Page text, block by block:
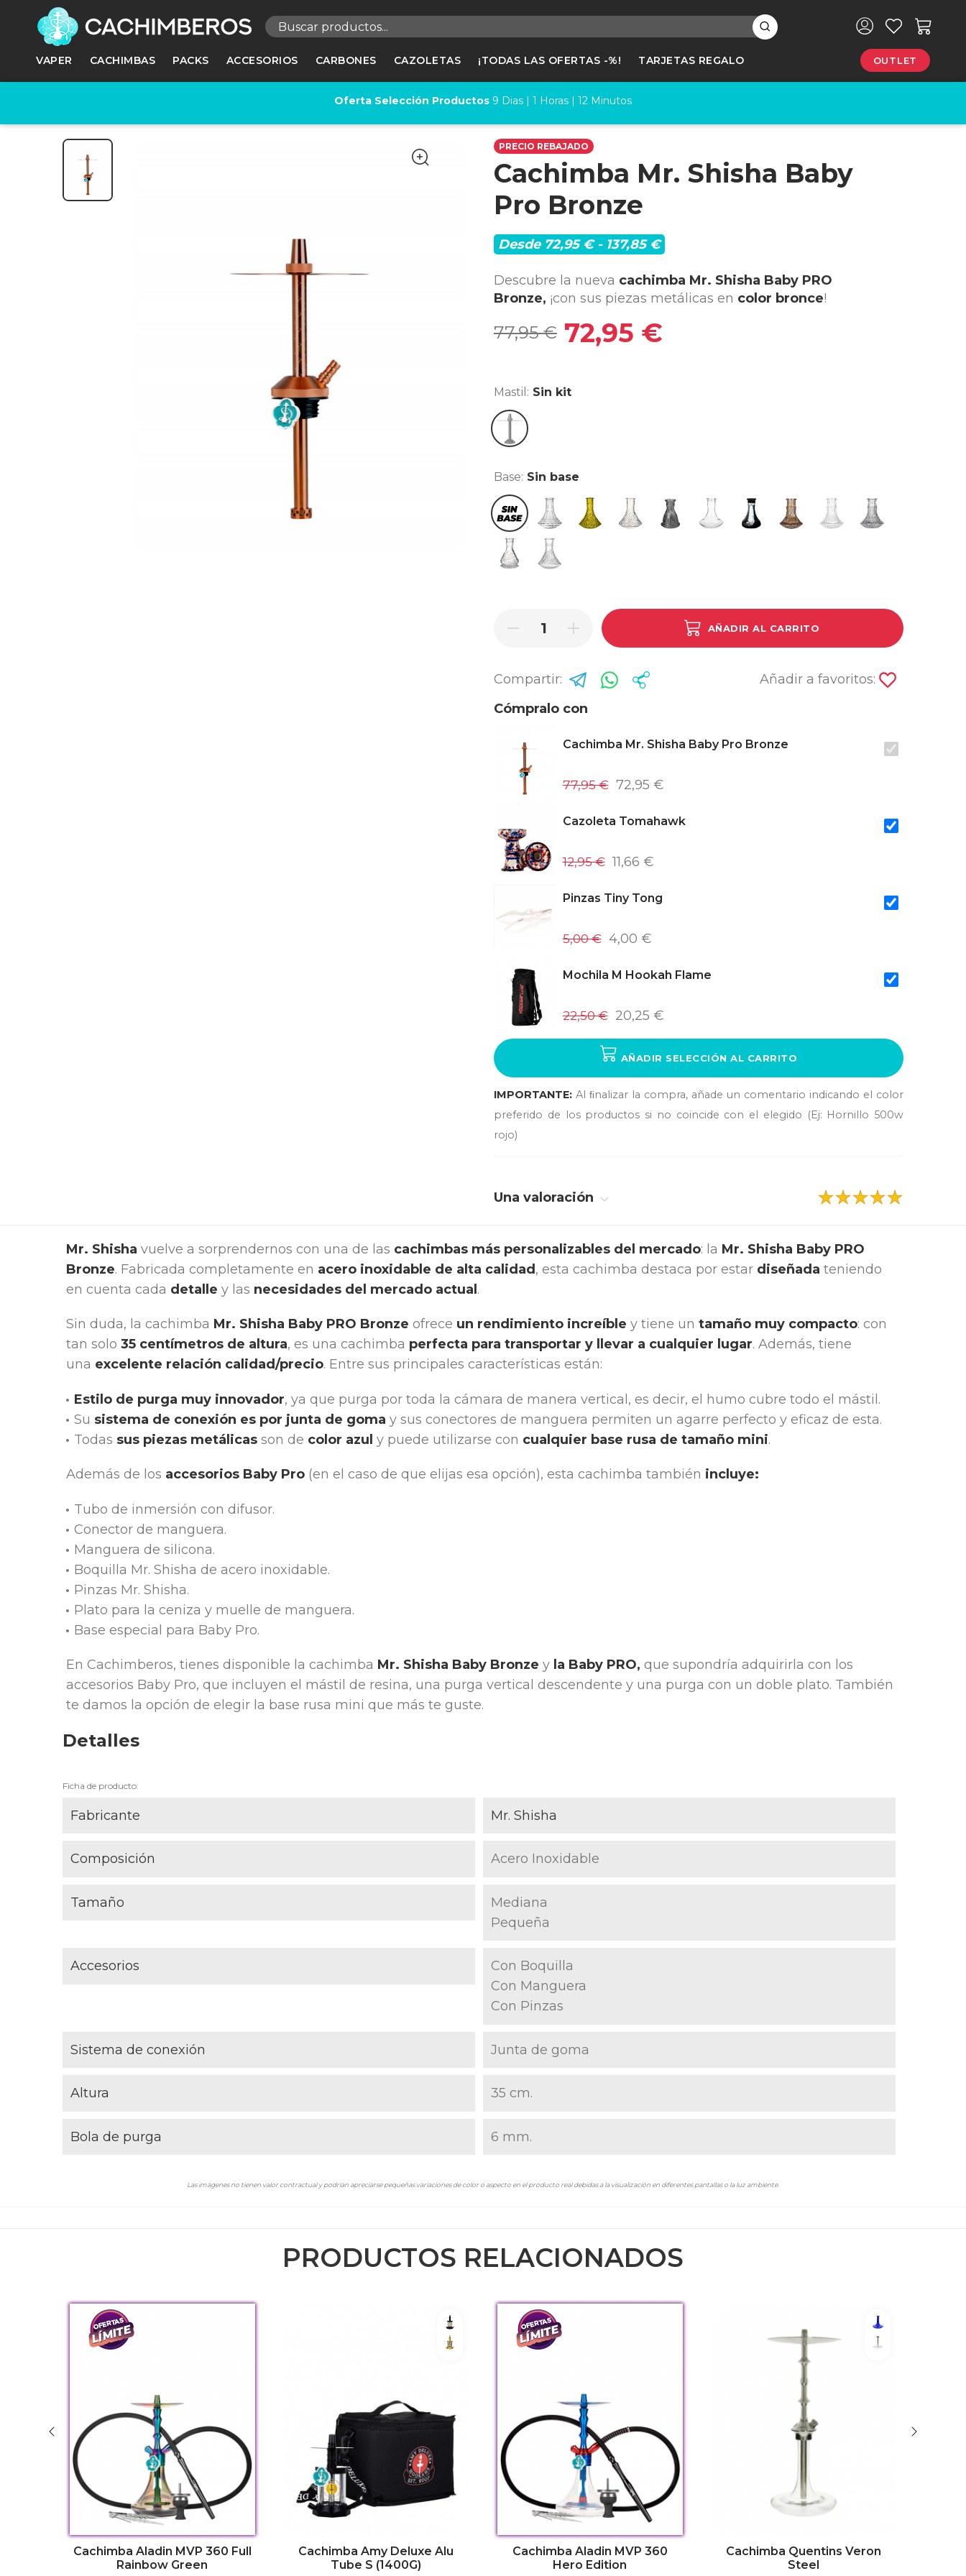
VAPER CACHIMBAS PACKS ACCESORIOS CARBONES CAZOLETAS ¡TODAS LAS OFERTAS -%! TARJETAS REGALO OUTLET
Oferta Selección Productos 9 Dias | 1 Horas | 12 Minutos
PRECIO REBAJADO
Cachimba Mr. Shisha Baby
Pro Bronze
Desde 72,95 € - 137,85 €
Descubre la nueva cachimba Mr. Shisha Baby PRO
Bronze, ¡con sus piezas metálicas en color bronce!
77,95 € 72,95 €
Mastil: Sin kit
Sin kit
Base: Sin base
Sin base Indian Lowpoly Amarillo
Lowpoly ClearMicro tallada smoked
Mini ClearMini Frozen Black
Mini Glass A Amber
Mini Glass B Clear
Mini Glass C Clear
Mini Glass F Clear
Tallada Mariposa
AÑADIR AL CARRITO
Compartir:
Añadir a favoritos:
Cómpralo con
Cachimba Mr. Shisha Baby Pro Bronze
77,95 € 72,95 €
Cazoleta Tomahawk
12,95 € 11,66 €
Pinzas Tiny Tong
5,00 € 4,00 €
Mochila M Hookah Flame
22,50 € 20,25 €
AÑADIR SELECCIÓN AL CARRITO
IMPORTANTE: Al ﬁnalizar la compra, añade un comentario indicando el color
preferido de los productos si no coincide con el elegido (Ej: Hornillo 500w
rojo)
Una valoración
Mr. Shisha vuelve a sorprendernos con una de las cachimbas más personalizables del mercado: la Mr. Shisha Baby PRO
Bronze. Fabricada completamente en acero inoxidable de alta calidad, esta cachimba destaca por estar diseñada teniendo
en cuenta cada detalle y las necesidades del mercado actual.
Sin duda, la cachimba Mr. Shisha Baby PRO Bronze ofrece un rendimiento increíble y tiene un tamaño muy compacto: con
tan solo 35 centímetros de altura, es una cachimba perfecta para transportar y llevar a cualquier lugar. Además, tiene
una excelente relación calidad/precio. Entre sus principales características están:
Estilo de purga muy innovador, ya que purga por toda la cámara de manera vertical, es decir, el humo cubre todo el mástil.
Su sistema de conexión es por junta de goma y sus conectores de manguera permiten un agarre perfecto y eficaz de esta.
Todas sus piezas metálicas son de color azul y puede utilizarse con cualquier base rusa de tamaño mini.
Además de los accesorios Baby Pro (en el caso de que elijas esa opción), esta cachimba también incluye:
Tubo de inmersión con difusor.
Conector de manguera.
Manguera de silicona.
Boquilla Mr. Shisha de acero inoxidable.
Pinzas Mr. Shisha.
Plato para la ceniza y muelle de manguera.
Base especial para Baby Pro.
En Cachimberos, tienes disponible la cachimba Mr. Shisha Baby Bronze y la Baby PRO, que supondría adquirirla con los
accesorios Baby Pro, que incluyen el mástil de resina, una purga vertical descendente y una purga con un doble plato. También
te damos la opción de elegir la base rusa mini que más te guste.
Detalles
Ficha de producto:
Fabricante Mr. Shisha
Composición Acero Inoxidable
Tamaño
Mediana
Pequeña
Accesorios
Con Boquilla
Con Manguera
Con Pinzas
Sistema de conexión Junta de goma
Altura 35 cm.
Bola de purga 6 mm.
Las imágenes no tienen valor contractual y podrían apreciarse pequeñas variaciones de color o aspecto en el producto real debidas a la visualización en diferentes pantallas o la luz ambiente.
PRODUCTOS RELACIONADOS
Cachimba Aladin MVP 360 Full
Rainbow Green
Black - Transparente
Dorado - Transparente
Cachimba Amy Deluxe Alu
Tube S (1400G)
Cachimba Aladin MVP 360
Hero Edition
Shiny Blue
Clear
Cachimba Quentins Veron
Steel
Registrarse ×
Necesitas hacer login para guardar productos en tu lista de deseos
Registrarse